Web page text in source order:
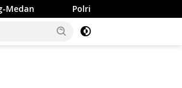
Polri Bangun 40 Titik Sumur Bor untuk